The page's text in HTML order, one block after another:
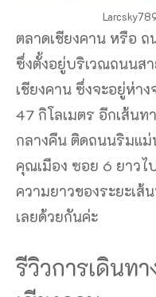
ตลาดเชียงคาน หรือ ถ
ซึ่งตั้งอยู่บริเวณถนนสา
เชียงคาน ซึ่งจะอยู่ห่า
47 กิโลเมตร อีกเส้น
กลางคืน ติดถนนริมแม่
คุณเมือง ซอย 6 ยาวไ
ความยาวของระยะเส้
เลยด้วยกันค่ะ
รีวิวการเดินท